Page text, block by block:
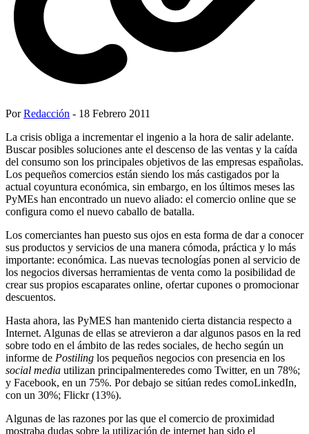
PorRedacción - 18 Febrero 2011
La crisis obliga a incrementar el ingenio a la hora de salir adelante.
Buscar posibles soluciones ante el descenso de las ventas y la caída
del consumo son los principales objetivos de las empresas españolas.
Los pequeños comercios están siendo los más castigados por la
actual coyuntura económica, sin embargo, en los últimos meses las
PyMEs han encontrado un nuevo aliado: el comercio online que se
configura como el nuevo caballo de batalla.
Los comerciantes han puesto sus ojos en esta forma de dar a conocer
sus productos y servicios de una manera cómoda, práctica y lo más
importante: económica. Las nuevas tecnologías ponen al servicio de
los negocios diversas herramientas de venta como la posibilidad de
crear sus propios escaparates online, ofertar cupones o promocionar
descuentos.
Hasta ahora, las PyMES han mantenido cierta distancia respecto a
Internet. Algunas de ellas se atrevieron a dar algunos pasos en la red
sobre todo en el ámbito de las redes sociales, de hecho según un
informe de Postiling los pequeños negocios con presencia en los
social media utilizan principalmenteredes como Twitter, en un 78%;
y Facebook, en un 75%. Por debajo se sitúan redes comoLinkedIn,
con un 30%; Flickr (13%).
Algunas de las razones por las que el comercio de proximidad
mostraba dudas sobre la utilización de internet han sido el